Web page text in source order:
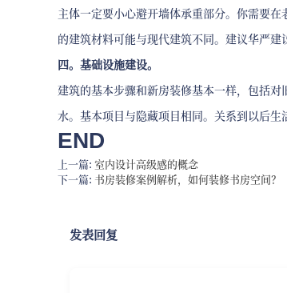
主体一定要小心避开墙体承重部分。你需要
的建筑材料可能与现代建筑不同。建议华严建
四。基础设施建设。
建筑的基本步骤和新房装修基本一样，包括
水。基本项目与隐藏项目相同。关系到以后生
END
上一篇: 室内设计高级感的概念
下一篇: 书房装修案例解析，如何装修书房空间？
发表回复